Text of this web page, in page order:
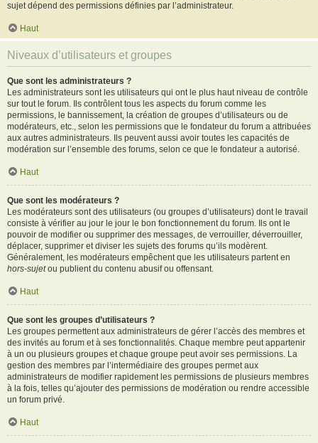
sujet dépend des permissions définies par l’administrateur.
Haut
Niveaux d’utilisateurs et groupes
Que sont les administrateurs ?
Les administrateurs sont les utilisateurs qui ont le plus haut niveau de contrôle
sur tout le forum. Ils contrôlent tous les aspects du forum comme les
permissions, le bannissement, la création de groupes d’utilisateurs ou de
modérateurs, etc., selon les permissions que le fondateur du forum a attribuées
aux autres administrateurs. Ils peuvent aussi avoir toutes les capacités de
modération sur l’ensemble des forums, selon ce que le fondateur a autorisé.
Haut
Que sont les modérateurs ?
Les modérateurs sont des utilisateurs (ou groupes d’utilisateurs) dont le travail
consiste à vérifier au jour le jour le bon fonctionnement du forum. Ils ont le
pouvoir de modifier ou supprimer des messages, de verrouiller, déverrouiller,
déplacer, supprimer et diviser les sujets des forums qu’ils modèrent.
Généralement, les modérateurs empêchent que les utilisateurs partent en
hors-sujetou publient du contenu abusif ou offensant.
Haut
Que sont les groupes d’utilisateurs ?
Les groupes permettent aux administrateurs de gérer l’accès des membres et
des invités au forum et à ses fonctionnalités. Chaque membre peut appartenir
à un ou plusieurs groupes et chaque groupe peut avoir ses permissions. La
gestion des membres par l’intermédiaire des groupes permet aux
administrateurs de modifier rapidement les permissions de plusieurs membres
à la fois, telles qu’ajouter des permissions de modération ou rendre accessible
un forum privé.
Haut